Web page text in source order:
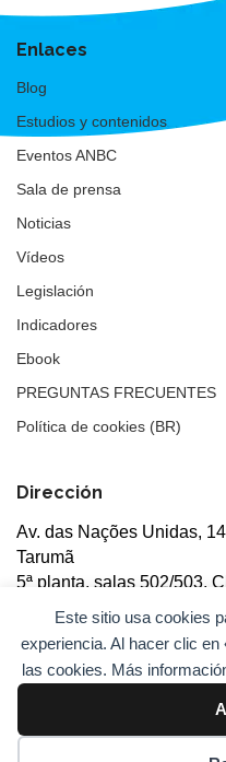
Este sitio usa cookies
experiencia. Al hacer clic
las cookies. Más
Enlaces
Blog
Estudios y contenidos
Eventos ANBC
Sala de prensa
Noticias
Vídeos
Legislación
Indicadores
Ebook
PREGUNTAS FRECUENTES
Política de cookies (BR)
Dirección
Av. das Nações Unidas,
Tarumã
5ª planta, salas 502/503,
© 2026ANBC.Todos los